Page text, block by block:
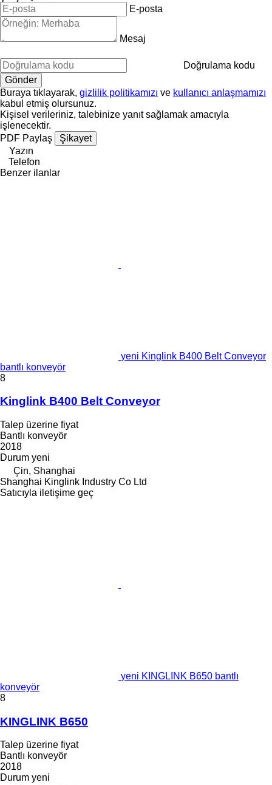
E-posta
Mesaj
Doğrulama kodu
Buraya tıklayarak, gizlilik politikamızı ve kullanıcı anlaşmamızı
kabul etmiş olursunuz.
Kişisel verileriniz, talebinize yanıt sağlamak amacıyla
işlenecektir.
PDF Paylaş
Şikayet
Yazın
Telefon
Benzer ilanlar
yeni Kinglink B400 Belt Conveyor
bantlı konveyör
8
Kinglink B400 Belt Conveyor
Talep üzerine fiyat
Bantlı konveyör
2018
Durum yeni
Çin, Shanghai
Shanghai Kinglink Industry Co Ltd
Satıcıyla iletişime geç
yeni KINGLINK B650 bantlı
konveyör
8
KINGLINK B650
Talep üzerine fiyat
Bantlı konveyör
2018
Durum yeni